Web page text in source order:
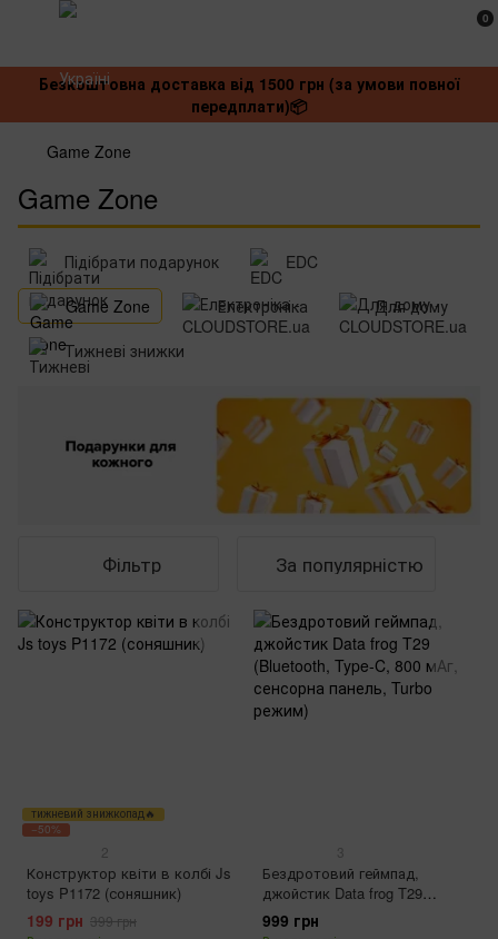
0
Безкоштовна доставка від 1500 грн (за умови повної
передплати)📦
Game Zone
Game Zone
Підібрати подарунок
EDC
Game Zone
Електроніка
Для дому
Тижневі знижки
Фільтр За популярністю
тижневий знижкопад🔥
−50%
2
Конструктор квіти в колбі Js
toys P1172 (соняшник)
199 грн 399 грн
3
Бездротовий геймпад,
джойстик Data frog T29
(Bluetooth, Type-C, 800 мАг,
сенсорна панель, Turbo
999 грн